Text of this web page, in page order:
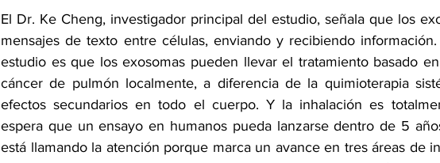
El Dr. Ke Cheng, investigador principal del estudio, señala que los
mensajes de texto entre células, enviando y recibiendo
estudio es que los exosomas pueden llevar el tratamiento basado
cáncer de pulmón localmente, a diferencia de la quimioterapia
efectos secundarios en todo el cuerpo. Y la inhalación es
espera que un ensayo en humanos pueda lanzarse dentro de 5
está llamando la atención porque marca un avance en tres áreas de